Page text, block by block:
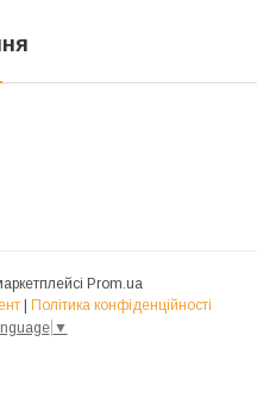
Prom.ua
Політика конфіденційності
▼